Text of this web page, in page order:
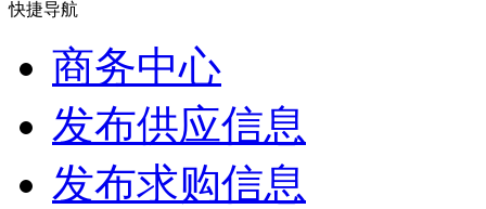
快捷导航
商务中心
发布供应信息
发布求购信息